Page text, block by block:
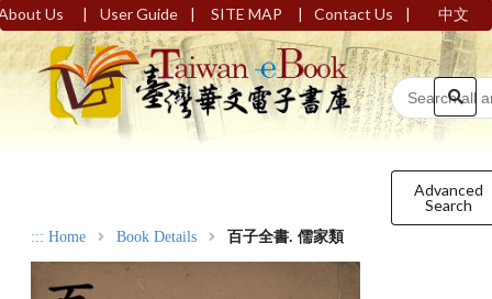
Us | User Guide | SITE MAP | Contact Us | 中文
Advanced
Search
::: Home Book Details 百子全書. 儒家類